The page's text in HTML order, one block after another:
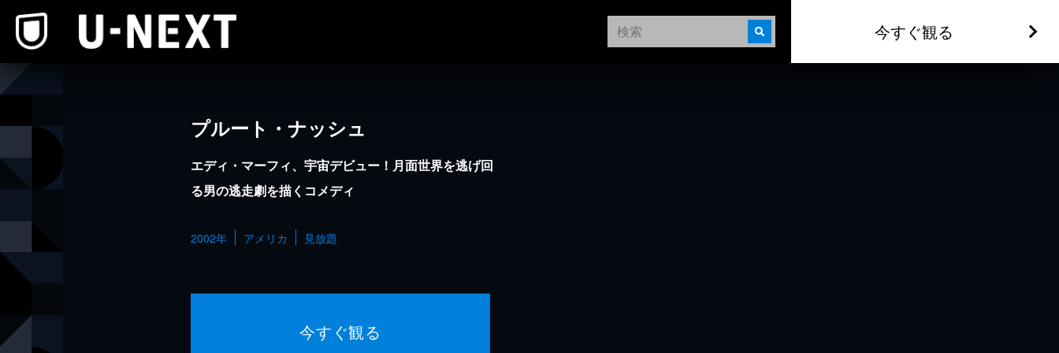
今すぐ観る
プルート・ナッシュ
エディ・マーフィ、宇宙デビュー！月面世界を逃げ回
る男の逃走劇を描くコメディ
2002年 アメリカ 見放題
今すぐ観る